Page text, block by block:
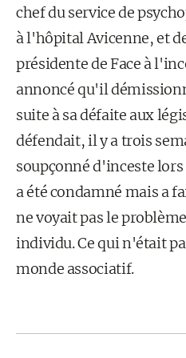
chef du service de
à l'hôpital Avicenne, et
présidente de Face à
annoncé qu'il
suite à sa défaite aux
défendait, il y a trois
soupçonné d'inceste
a été condamné mais a
ne voyait pas le
individu. Ce qui n'était
monde associatif.